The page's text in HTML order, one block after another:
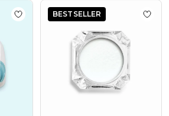
Añadir a la lista de deseos Pearly
BESTSELLER